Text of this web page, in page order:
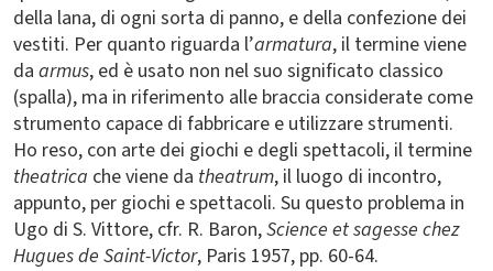
della lana, di ogni sorta di panno, e della confezione dei
vestiti. Per quanto riguarda l’armatura, il termine viene
da armus, ed è usato non nel suo significato classico
(spalla), ma in riferimento alle braccia considerate come
strumento capace di fabbricare e utilizzare strumenti.
Ho reso, con arte dei giochi e degli spettacoli, il termine
theatrica che viene da theatrum, il luogo di incontro,
appunto, per giochi e spettacoli. Su questo problema in
Ugo di S. Vittore, cfr. R. Baron,Science et sagesse chez
Hugues de Saint-Victor, Paris 1957, pp. 60-64.